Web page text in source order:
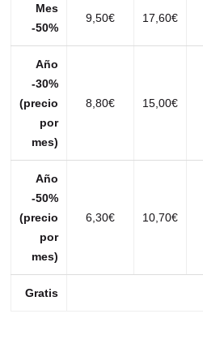
Mes
-50%
9,50€ 17,60€
Año
-30%
(precio
por
mes)
8,80€ 15,00€
Año
-50%
(precio
por
mes)
6,30€ 10,70€
Gratis